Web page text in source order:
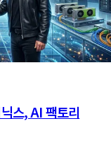
스, AI 팩토리